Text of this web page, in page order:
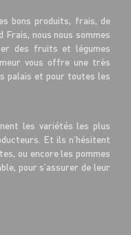
bons produits, frais, de
Frais, nous nous sommes
des fruits et légumes
vous offre une très
palais et pour toutes les
les variétés les plus
Et ils n’hésitent
ou encore les pommes
pour s’assurer de leur